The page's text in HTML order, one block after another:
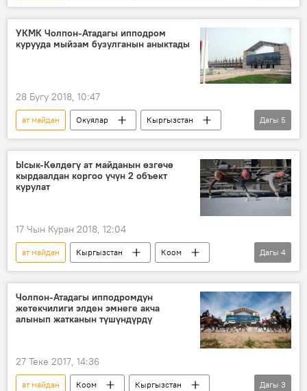
Коом
Жаңылыктар
Ысык-Көл
Бактуу-Долоноту
Көчмөндөрдүн дүйнөлүк III оюндары
УКМК Чолпон-Атадагы ипподром
курууда мыйзам бузулганын аныктады
28 Бугу 2018, 10:47
ат майдан Окуялар
Кыргызстан
Коом
Жаңылыктар
Чолпон-Ата
УКМК
мыйзам бузуулар
Дагы 5
Ысык-Көлдөгү ат майданын өзгөчө
кырдаалдан коргоо үчүн 2 объект
курулат
17 Чын Куран 2018, 12:04
ат майдан Кыргызстан
Коом
Жаңылыктар
Ысык-Көл облусу
ӨКМ
өзгөчө кырдаал
Дагы 4
Чолпон-Атадагы ипподромдун
жетекчилиги элден эмнеге акча
алынып жатканын түшүндүрдү
27 Теке 2017, 14:36
ат майдан Коом
Кыргызстан
Дагы 3